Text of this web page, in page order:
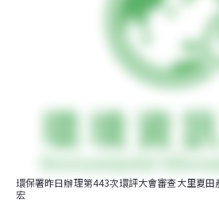
環保署昨日辦理第443次環評大會審查大里夏
宏